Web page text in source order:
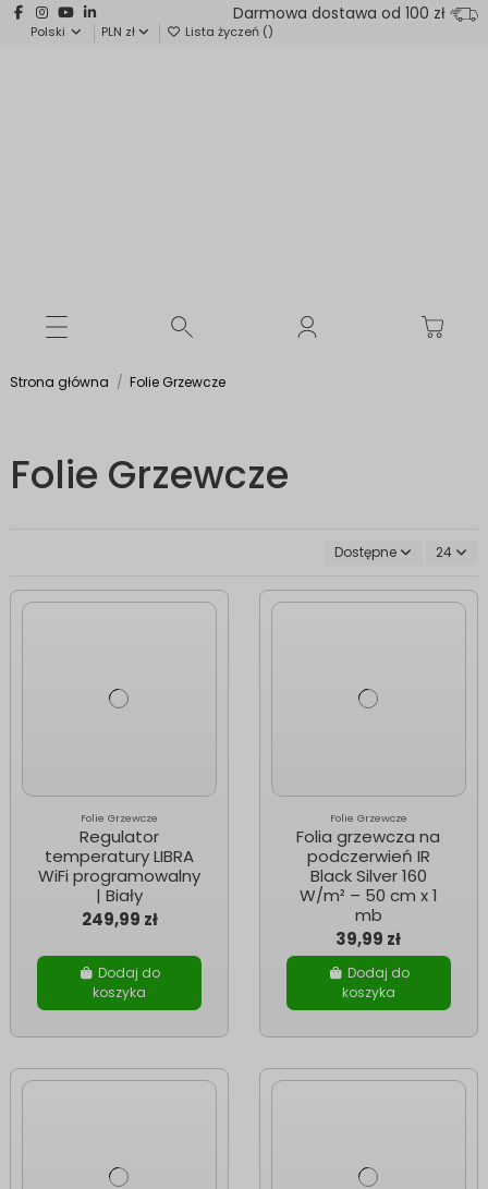
Darmowa dostawa od 100 zł
Polski PLN zł Lista życzeń ()
Strona główna Folie Grzewcze
Folie Grzewcze
Dostępne 24
Folie Grzewcze
Regulator
temperatury LIBRA
WiFi programowalny
| Biały
249,99 zł
Dodaj do
koszyka
Folie Grzewcze
Folia grzewcza na
podczerwień IR
Black Silver 160
W/m² – 50 cm x 1
mb
39,99 zł
Dodaj do
koszyka